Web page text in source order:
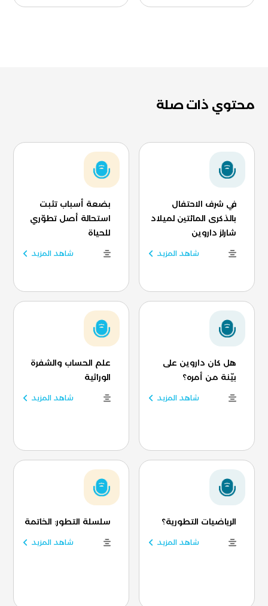
محتوي ذات صلة
في شرف الاحتفال
بالذكرى المائتين لميلاد
شارلز داروين
شاهد المزيد
بضعة أسباب تثبت
استحالة أصل تطوّري
للحياة
شاهد المزيد
هل كان داروين على
بيّنة من أمره؟
شاهد المزيد
علم الحساب والشفرة
الوراثية
شاهد المزيد
الرياضيات التطورية؟
شاهد المزيد
سلسلة التطور: الخاتمة
شاهد المزيد